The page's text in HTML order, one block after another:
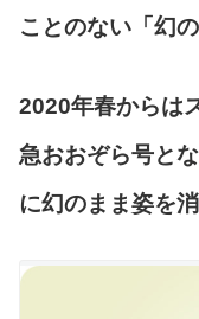
ことのない「幻
2020年春からは
急おおぞら号と
に幻のまま姿を